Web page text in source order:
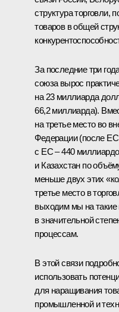
структура торговли,
товаров в общей
За последние три
союза вырос
на 23 миллиарда
66,2 миллиарда).
на третье место во
Федерации (после ЕС
с ЕС – 440
и Казахстан по
меньше двух этих
третье место в
выходим мы на такие
в значительной
процессам.
В этой связи
использовать
для наращивания
промышленной и